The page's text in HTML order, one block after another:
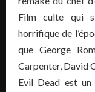
Film culte qui
horrifique de
que George
Carpenter, David
Evil Dead est un